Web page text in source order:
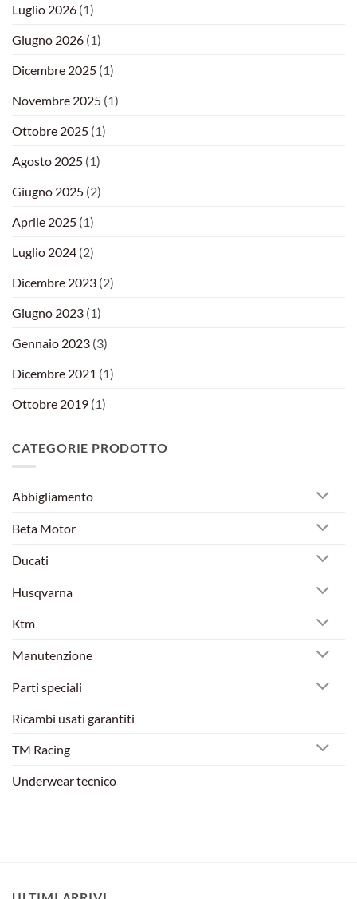
Luglio 2026 (1)
Giugno 2026 (1)
Dicembre 2025 (1)
Novembre 2025 (1)
Ottobre 2025 (1)
Agosto 2025 (1)
Giugno 2025 (2)
Aprile 2025 (1)
Luglio 2024 (2)
Dicembre 2023 (2)
Giugno 2023 (1)
Gennaio 2023 (3)
Dicembre 2021 (1)
Ottobre 2019 (1)
CATEGORIE PRODOTTO
Abbigliamento
Beta Motor
Ducati
Husqvarna
Ktm
Manutenzione
Parti speciali
Ricambi usati garantiti
TM Racing
Underwear tecnico